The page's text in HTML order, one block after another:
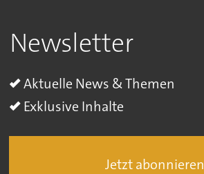
Newsletter
Aktuelle News & Themen
Exklusive Inhalte
Jetzt abonnieren